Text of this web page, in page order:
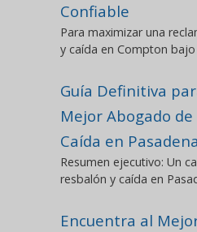
Confiable
Para maximizar una
y caída en Compton bajo
Guía Definitiva
Mejor Abogado
Caída en
Resumen ejecutivo: Un
resbalón y caída en
Encuentra al